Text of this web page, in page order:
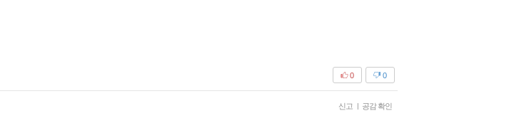
0
0
신고 공감 확인